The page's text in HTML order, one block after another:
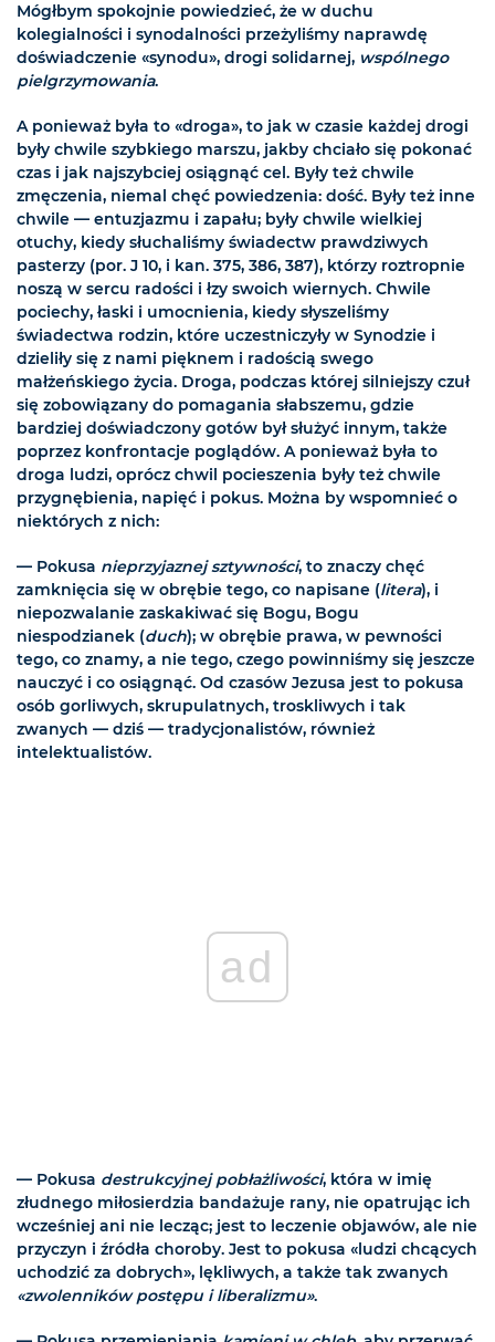
Mógłbym spokojnie powiedzieć, że w duchu
kolegialności i synodalności przeżyliśmy naprawdę
doświadczenie «synodu», drogi solidarnej, wspólnego
pielgrzymowania.
A ponieważ była to «droga», to jak w czasie każdej drogi
były chwile szybkiego marszu, jakby chciało się pokonać
czas i jak najszybciej osiągnąć cel. Były też chwile
zmęczenia, niemal chęć powiedzenia: dość. Były też inne
chwile — entuzjazmu i zapału; były chwile wielkiej
otuchy, kiedy słuchaliśmy świadectw prawdziwych
pasterzy (por. J 10, i kan. 375, 386, 387), którzy roztropnie
noszą w sercu radości i łzy swoich wiernych. Chwile
pociechy, łaski i umocnienia, kiedy słyszeliśmy
świadectwa rodzin, które uczestniczyły w Synodzie i
dzieliły się z nami pięknem i radością swego
małżeńskiego życia. Droga, podczas której silniejszy czuł
się zobowiązany do pomagania słabszemu, gdzie
bardziej doświadczony gotów był służyć innym, także
poprzez konfrontacje poglądów. A ponieważ była to
droga ludzi, oprócz chwil pocieszenia były też chwile
przygnębienia, napięć i pokus. Można by wspomnieć o
niektórych z nich:
— Pokusa nieprzyjaznej sztywności, to znaczy chęć
zamknięcia się w obrębie tego, co napisane (litera), i
niepozwalanie zaskakiwać się Bogu, Bogu
niespodzianek (duch); w obrębie prawa, w pewności
tego, co znamy, a nie tego, czego powinniśmy się jeszcze
nauczyć i co osiągnąć. Od czasów Jezusa jest to pokusa
osób gorliwych, skrupulatnych, troskliwych i tak
zwanych — dziś — tradycjonalistów, również
intelektualistów.
ad
— Pokusa destrukcyjnej pobłażliwości, która w imię
złudnego miłosierdzia bandażuje rany, nie opatrując ich
wcześniej ani nie lecząc; jest to leczenie objawów, ale nie
przyczyn i źródła choroby. Jest to pokusa «ludzi chcących
uchodzić za dobrych», lękliwych, a także tak zwanych
«zwolenników postępu i liberalizmu».